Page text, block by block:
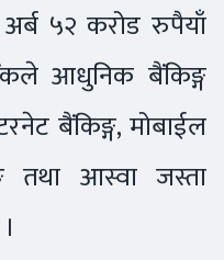
५२ करोड रुपैयाँ
आधुनिक बैंकिङ्ग
बैंकिङ्ग, मोबाईल
तथा आस्वा जस्ता